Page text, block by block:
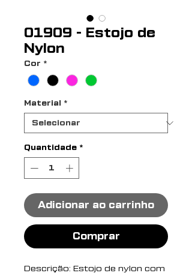
01909 - Estojo de
Nylon
Cor *
Material *
Quantidade *
Adicionar ao carrinho
Comprar
Descrição: Estojo de nylon com